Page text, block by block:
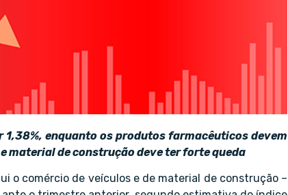
1,38%, enquanto os produtos farmacêuticos devem
material de construção deve ter forte queda
o comércio de veículos e de material de construção –